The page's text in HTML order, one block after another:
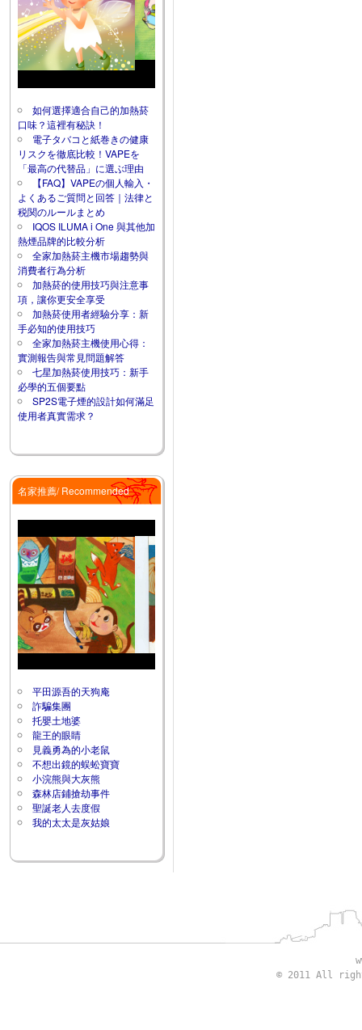
如何選擇適合自己的加熱菸
口味？這裡有秘訣！
電子タバコと紙巻きの健康
リスクを徹底比較！VAPEを
「最高の代替品」に選ぶ理由
【FAQ】VAPEの個人輸入・
よくあるご質問と回答｜法律と
税関のルールまとめ
IQOS ILUMA i One 與其他加
熱煙品牌的比較分析
全家加熱菸主機市場趨勢與
消費者行為分析
加熱菸的使用技巧與注意事
項，讓你更安全享受
加熱菸使用者經驗分享：新
手必知的使用技巧
全家加熱菸主機使用心得：
實測報告與常見問題解答
七星加熱菸使用技巧：新手
必學的五個要點
SP2S電子煙的設計如何滿足
使用者真實需求？
名家推薦/ Recommended
平田源吾的天狗庵
詐騙集團
托嬰土地婆
龍王的眼睛
見義勇為的小老鼠
不想出鏡的蜈蚣寶寶
小浣熊與大灰熊
森林店鋪搶劫事件
聖誕老人去度假
我的太太是灰姑娘
© 2011 All